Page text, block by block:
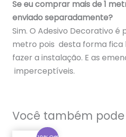
Se eu comprar mais de 1
enviado separadamente?
Sim. O Adesivo Decorativo é
metro pois desta forma fica
fazer a instalação. E as
imperceptíveis.
Você também